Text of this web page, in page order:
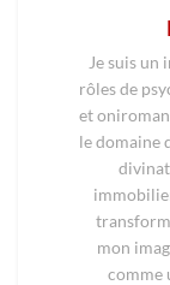
Je suis
rôles de
et
le domaine
mon
comme